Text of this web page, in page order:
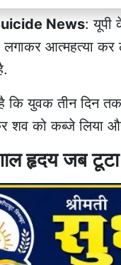
News:
आत्महत्या कर
है कि युवक तीन दिन
शव को कब्जे लिया
हृदय जब